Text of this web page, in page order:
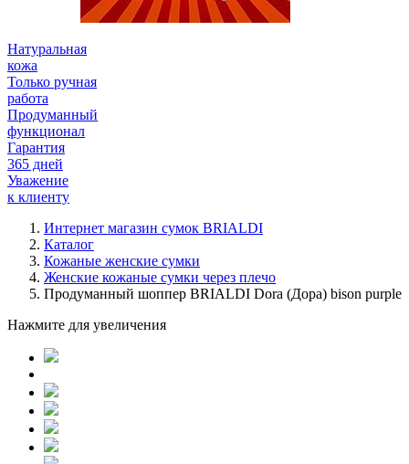
Натуральная
кожа
Только ручная
работа
Продуманный
функционал
Гарантия
365 дней
Уважение
к клиенту
Интернет магазин сумок BRIALDI
Каталог
Кожаные женские сумки
Женские кожаные сумки через плечо
Продуманный шоппер BRIALDI Dora (Дора) bison purple
Нажмите для увеличения